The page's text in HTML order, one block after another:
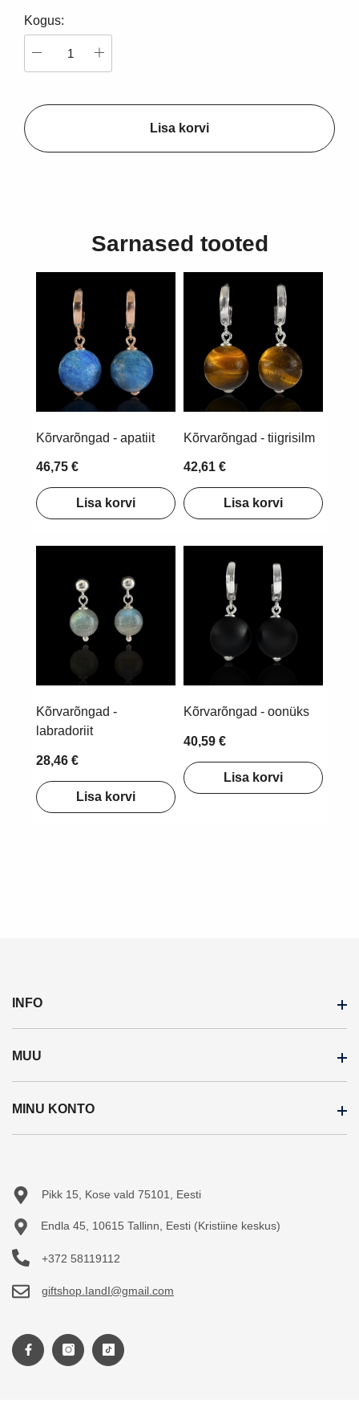
Kogus:
Lisa korvi
Sarnased tooted
Kõrvarõngad - apatiit
46,75 €
Lisa korvi
Kõrvarõngad - tiigrisilm
42,61 €
Lisa korvi
Kõrvarõngad -
labradoriit
28,46 €
Lisa korvi
Kõrvarõngad - oonüks
40,59 €
Lisa korvi
INFO
Inspiratsioon
Meist
Ostujuhend
MUU
Soodustooted
Uued tooted
MINU KONTO
Tellimuste ajalugu
Tellitud tooted
Pikk 15, Kose vald 75101, Eesti
Endla 45, 10615 Tallinn, Eesti (Kristiine keskus)
+372 58119112
giftshop.IandI@gmail.com